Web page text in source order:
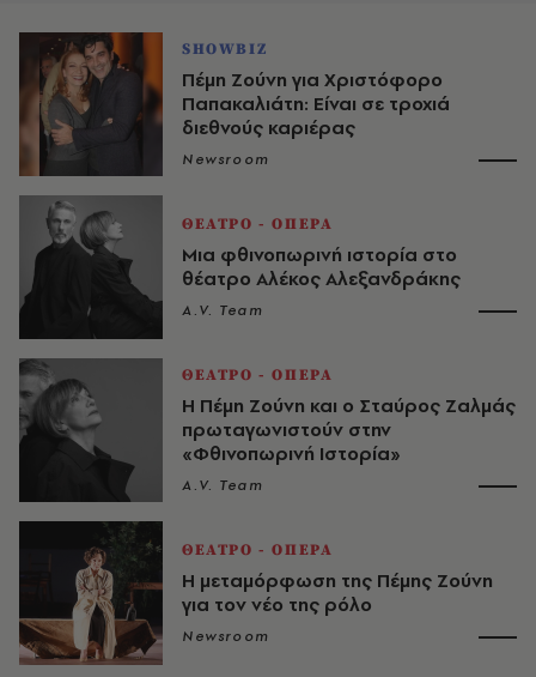
SHOWBIZ
Πέμη Ζούνη για Χριστόφορο
Παπακαλιάτη: Είναι σε τροχιά
διεθνούς καριέρας
Newsroom
ΘΕΑΤΡΟ - ΟΠΕΡΑ
Μια φθινοπωρινή ιστορία στο
θέατρο Αλέκος Αλεξανδράκης
A.V. Team
ΘΕΑΤΡΟ - ΟΠΕΡΑ
Η Πέμη Ζούνη και ο Σταύρος Ζαλμάς
πρωταγωνιστούν στην
«Φθινοπωρινή Ιστορία»
A.V. Team
ΘΕΑΤΡΟ - ΟΠΕΡΑ
Η μεταμόρφωση της Πέμης Ζούνη
για τον νέο της ρόλο
Newsroom